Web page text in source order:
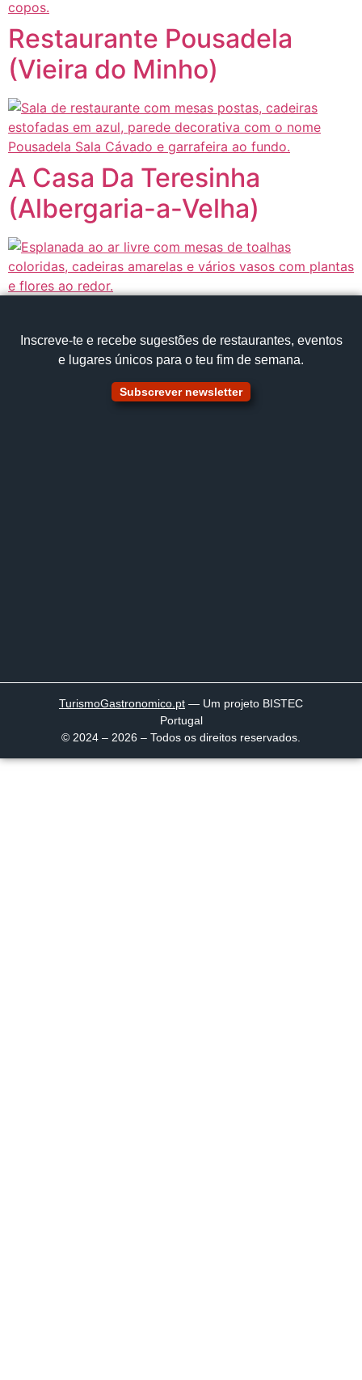
Restaurante Pousadela
(Vieira do Minho)
A Casa Da Teresinha
(Albergaria-a-Velha)
Inscreve‑te e recebe sugestões de restaurantes, eventos
e lugares únicos para o teu fim de semana.
Subscrever newsletter
TurismoGastronomico .pt — Um projeto BISTEC
Portugal
© 2024 – 2026 – Todos os direitos reservados.